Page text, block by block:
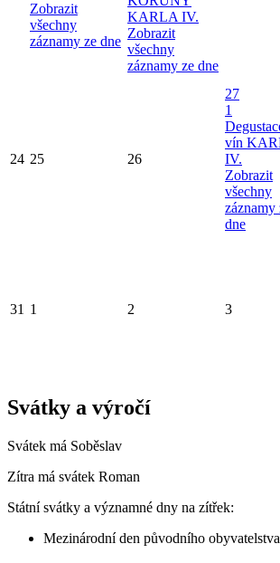
Zobrazit
všechny
záznamy ze dne
KARLA IV.
Zobrazit
všechny
záznamy ze dne
24 25 26
27
1
vín
IV.
Zobrazit
všechny
záznamy
dne
31 1 2 3
Svátky a výročí
Svátek má Soběslav
Zítra má svátek Roman
Státní svátky a významné dny na zítřek:
Mezinárodní den původního obyvatelstva